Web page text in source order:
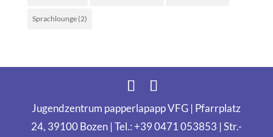
Sprachlounge(2)
Jugendzentrum papperlapapp VFG | Pfarrplatz
24, 39100 Bozen | Tel.: +39 0471 053853 | Str.-